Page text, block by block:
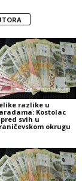
razlike u
Kostolac
svih u
okrugu